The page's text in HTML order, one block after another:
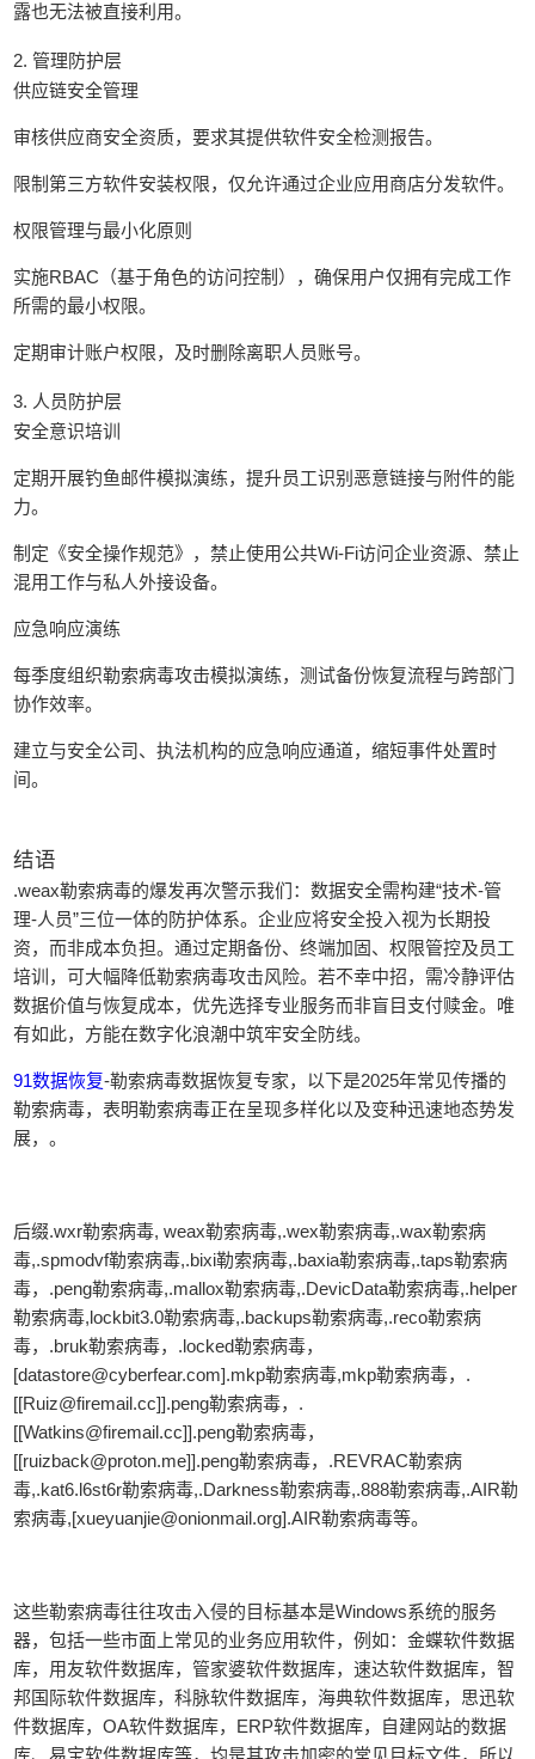
露也无法被直接利用。
2. 管理防护层
供应链安全管理
审核供应商安全资质，要求其提供软件安全检测报告。
限制第三方软件安装权限，仅允许通过企业应用商店分发软件。
权限管理与最小化原则
实施RBAC（基于角色的访问控制），确保用户仅拥有完成工作
所需的最小权限。
定期审计账户权限，及时删除离职人员账号。
3. 人员防护层
安全意识培训
定期开展钓鱼邮件模拟演练，提升员工识别恶意链接与附件的能
力。
制定《安全操作规范》，禁止使用公共Wi-Fi访问企业资源、禁止
混用工作与私人外接设备。
应急响应演练
每季度组织勒索病毒攻击模拟演练，测试备份恢复流程与跨部门
协作效率。
建立与安全公司、执法机构的应急响应通道，缩短事件处置时
间。
结语
.weax勒索病毒的爆发再次警示我们：数据安全需构建“技术-管
理-人员”三位一体的防护体系。企业应将安全投入视为长期投
资，而非成本负担。通过定期备份、终端加固、权限管控及员工
培训，可大幅降低勒索病毒攻击风险。若不幸中招，需冷静评估
数据价值与恢复成本，优先选择专业服务而非盲目支付赎金。唯
有如此，方能在数字化浪潮中筑牢安全防线。
91数据恢复-勒索病毒数据恢复专家，以下是2025年常见传播的
勒索病毒，表明勒索病毒正在呈现多样化以及变种迅速地态势发
展，。
后缀.wxr勒索病毒, weax勒索病毒,.wex勒索病毒,.wax勒索病
毒,.spmodvf勒索病毒,.bixi勒索病毒,.baxia勒索病毒,.taps勒索病
毒，.peng勒索病毒,.mallox勒索病毒,.DevicData勒索病毒,.helper
勒索病毒,lockbit3.0勒索病毒,.backups勒索病毒,.reco勒索病
毒，.bruk勒索病毒，.locked勒索病毒，
[datastore@cyberfear.com].mkp勒索病毒,mkp勒索病毒，.
[[Ruiz@firemail.cc]].peng勒索病毒，.
[[Watkins@firemail.cc]].peng勒索病毒，
[[ruizback@proton.me]].peng勒索病毒，.REVRAC勒索病
毒,.kat6.l6st6r勒索病毒,.Darkness勒索病毒,.888勒索病毒,.AIR勒
索病毒,[xueyuanjie@onionmail.org].AIR勒索病毒等。
这些勒索病毒往往攻击入侵的目标基本是Windows系统的服务
器，包括一些市面上常见的业务应用软件，例如：金蝶软件数据
库，用友软件数据库，管家婆软件数据库，速达软件数据库，智
邦国际软件数据库，科脉软件数据库，海典软件数据库，思迅软
件数据库，OA软件数据库，ERP软件数据库，自建网站的数据